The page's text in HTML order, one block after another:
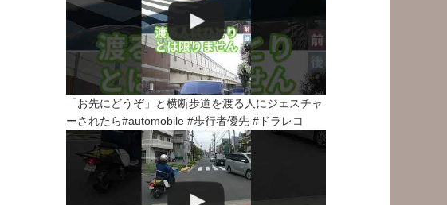
「お先にどうぞ」と横断歩道を渡る人にジェスチャ
ーされたら#automobile #歩行者優先 #ドラレコ